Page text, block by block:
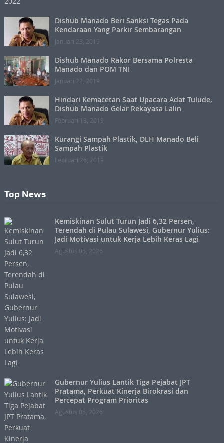
Dishub Manado Beri Sanksi Tegas Pada
Kendaraan Yang Parkir Sembarangan
Januari 23, 2019
Dishub Manado Rakor Bersama Polresta
Manado dan POM TNI
Januari 22, 2019
Hindari Kemacetan Saat Upacara Adat Tulude,
Dishub Manado Gelar Rekayasa Lalin
Februari 13, 2019
Kurangi Sampah Plastik, DLH Manado Beli
Sampah Plastik
Februari 26, 2019
Top News
Kemiskinan Sulut Turun Jadi 6,32 Persen,
Terendah di Pulau Sulawesi, Gubernur Yulius:
Jadi Motivasi untuk Kerja Lebih Keras Lagi
Agustus 05, 2026
Gubernur Yulius Lantik Tiga Pejabat JPT
Pratama, Perkuat Kinerja Birokrasi dan
Percepat Program Prioritas
Agustus 05, 2026